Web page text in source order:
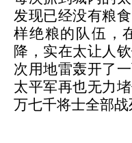
发现已经没有粮
样绝粮的队伍，
降，实在太让人钦
次用地雷轰开了
太平军再也无力
万七千将士全部战